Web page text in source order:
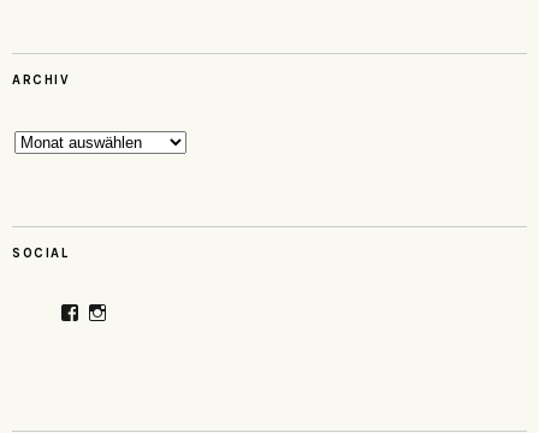
ARCHIV
Archiv
SOCIAL
ProfilProfil